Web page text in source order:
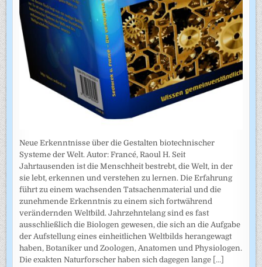
Neue Erkenntnisse über die Gestalten biotechnischer
Systeme der Welt. Autor: Francé, Raoul H. Seit
Jahrtausenden ist die Menschheit bestrebt, die Welt, in der
sie lebt, erkennen und verstehen zu lernen. Die Erfahrung
führt zu einem wachsenden Tatsachenmaterial und die
zunehmende Erkenntnis zu einem sich fortwährend
verändernden Weltbild. Jahrzehntelang sind es fast
ausschließlich die Biologen gewesen, die sich an die Aufgabe
der Aufstellung eines einheitlichen Weltbilds herangewagt
haben, Botaniker und Zoologen, Anatomen und Physiologen.
Die exakten Naturforscher haben sich dagegen lange [...]